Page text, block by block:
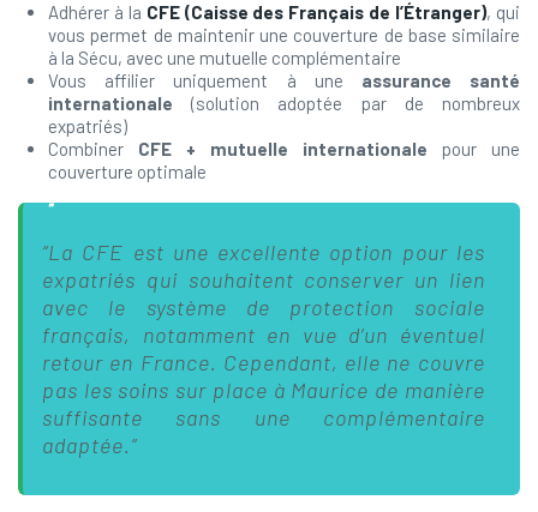
Adhérer à la CFE (Caisse des Français de l’Étranger), qui
vous permet de maintenir une couverture de base similaire
à la Sécu, avec une mutuelle complémentaire
Vous affilier uniquement à une assurance santé
internationale (solution adoptée par de nombreux
expatriés)
Combiner CFE + mutuelle internationale pour une
couverture optimale
“La CFE est une excellente option pour les
expatriés qui souhaitent conserver un lien
avec le système de protection sociale
français, notamment en vue d’un éventuel
retour en France. Cependant, elle ne couvre
pas les soins sur place à Maurice de manière
suffisante sans une complémentaire
adaptée.”